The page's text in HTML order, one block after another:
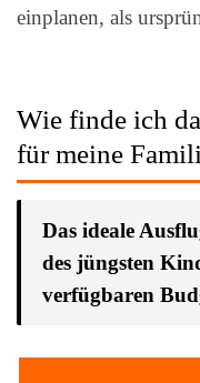
einplanen, als
Wie finde ich
für meine
Das ideale
des jüngsten
verfügbaren